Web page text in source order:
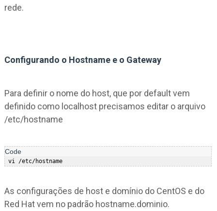
DEVICE=enp0s3
ONBOOT=yes
rede.
Configurando o Hostname e o Gateway
Para definir o nome do host, que por default vem
definido como localhost precisamos editar o arquivo
/etc/hostname
As configurações de host e domínio do CentOS e do
Red Hat vem no padrão hostname.dominio.